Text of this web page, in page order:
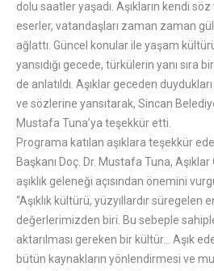
dolu saatler yaşadı. Aşıkların kendi
eserler, vatandaşları zaman zaman
ağlattı. Güncel konular ile yaşam
yansıdığı gecede, türkülerin yanı sıra
de anlatıldı. Aşıklar geceden
ve sözlerine yansıtarak, Sincan
Mustafa Tuna’ya teşekkür etti.
Programa katılan aşıklara teşekkür
Başkanı Doç. Dr. Mustafa Tuna,
aşıklık geleneği açısından önemini
“Aşıklık kültürü, yüzyıllardır süregelen
değerlerimizden biri. Bu sebeple
aktarılması gereken bir kültür… Aşık
bütün kaynakların yönlendirmesi ve